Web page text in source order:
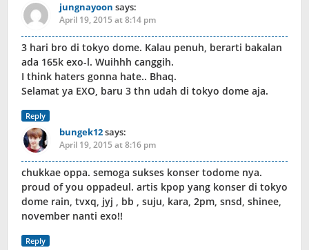
jungnayoon says:
April 19, 2015 at 8:14 pm
3 hari bro di tokyo dome. Kalau penuh, berarti bakalan
ada 165k exo-l. Wuihhh canggih.
I think haters gonna hate.. Bhaq.
Selamat ya EXO, baru 3 thn udah di tokyo dome aja.
Reply
bungek12says:
April 19, 2015 at 8:16 pm
chukkae oppa. semoga sukses konser todome nya.
proud of you oppadeul. artis kpop yang konser di tokyo
dome rain, tvxq, jyj , bb , suju, kara, 2pm, snsd, shinee,
november nanti exo!!
Reply